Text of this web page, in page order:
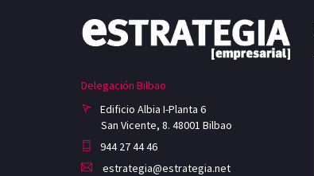
Delegación Bilbao
Edificio Albia I-Planta 6
San Vicente, 8. 48001 Bilbao
944 27 44 46
estrategia@estrategia.net